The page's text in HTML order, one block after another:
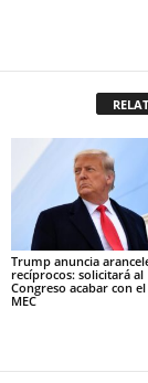
Trump anuncia
recíprocos: solicitará al
Congreso acabar con el
MEC